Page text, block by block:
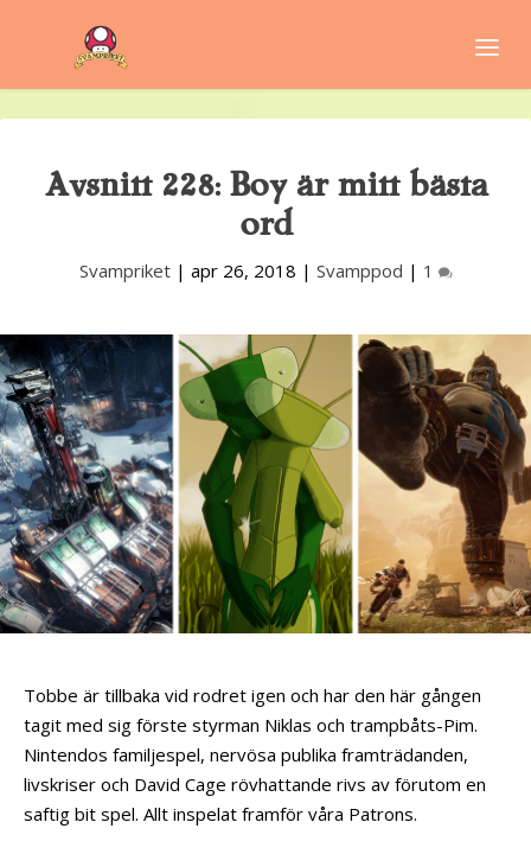
Avsnitt 228: Boy är mitt bästa
ord
Svampriket| apr 26, 2018 | Svamppod | 1
Tobbe är tillbaka vid rodret igen och har den här gången
tagit med sig förste styrman Niklas och trampbåts-Pim.
Nintendos familjespel, nervösa publika framträdanden,
livskriser och David Cage rövhattande rivs av förutom en
saftig bit spel. Allt inspelat framför våra Patrons.